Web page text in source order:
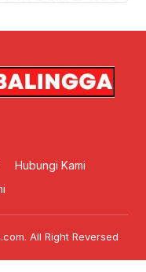
Hubungi Kami
All Right Reversed